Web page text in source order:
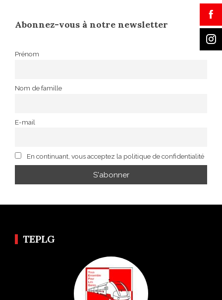
Abonnez-vous à notre newsletter
Prénom
Nom de famille
E-mail
En continuant, vous acceptez la politique de confidentialité
TEPLG